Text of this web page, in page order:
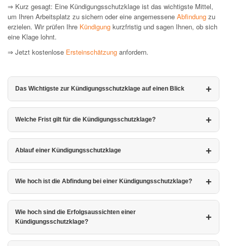
⇒ Kurz gesagt: Eine Kündigungsschutzklage ist das wichtigste Mittel,
um Ihren Arbeitsplatz zu sichern oder eine angemessene Abfindung zu
erzielen. Wir prüfen Ihre Kündigung kurzfristig und sagen Ihnen, ob sich
eine Klage lohnt.
⇒ Jetzt kostenlose Ersteinschätzung anfordern.
Das Wichtigste zur Kündigungsschutzklage auf einen Blick
Welche Frist gilt für die Kündigungsschutzklage?
Ablauf einer Kündigungsschutzklage
Wie hoch ist die Abfindung bei einer Kündigungsschutzklage?
Wie hoch sind die Erfolgsaussichten einer
Kündigungsschutzklage?